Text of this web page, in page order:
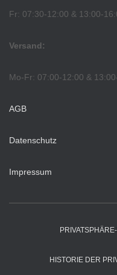
Fr: 07:30-12:00 & 13:00-
Versand:
Mo-Fr: 07:00-12:00 &
AGB
Datenschutz
Impressum
HISTORIE DER